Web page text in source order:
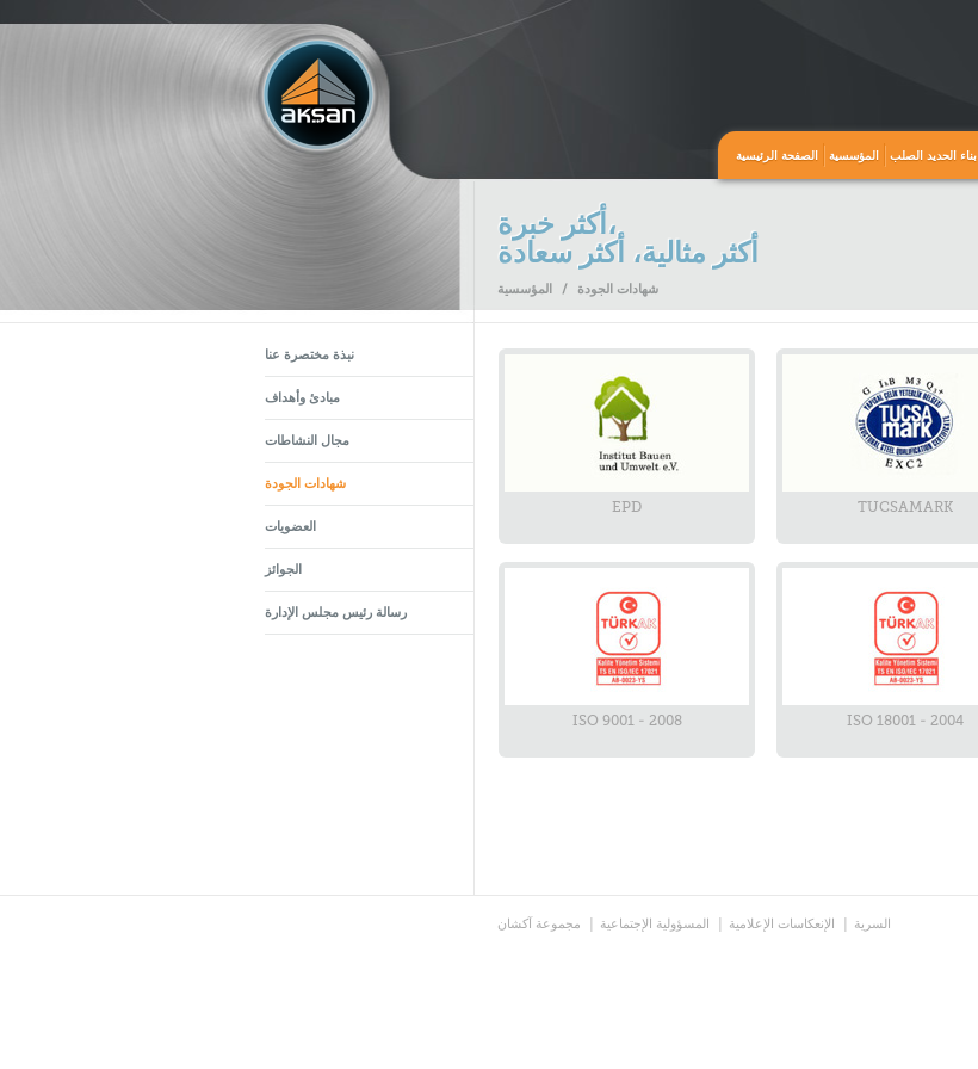
الصفحة الرئيسية المؤسسية بناء الحديد الصلب
نبذة مختصرة عنا
مبادئ وأهداف
مجال النشاطات
شهادات الجودة
العضويات
الجوائز
رسالة رئيس مجلس الإدارة
أكثر خبرة،
أكثر مثالية، أكثر سعادة
المؤسسية / شهادات الجودة
EPD TUCSAMARK
ISO 9001 - 2008 ISO 18001 - 2004
مجموعة آكشان المسؤولية الإجتماعية الإنعكاسات الإعلامية السرية